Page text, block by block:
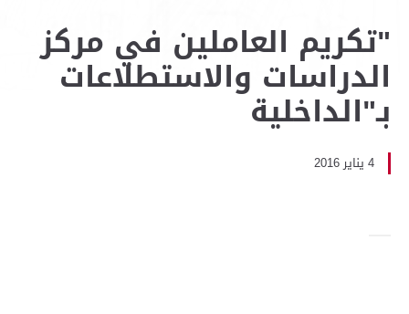
"تكريم العاملين في مركز
الدراسات والاستطلاعات
بـ"الداخلية
4 يناير 2016